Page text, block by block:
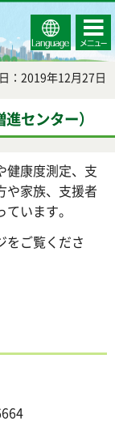
Select
Language
コンテ
ンツメ
ニュー
：2019年12月27日
センター）
健康度測定、支
や家族、支援者
います。
をご覧くださ